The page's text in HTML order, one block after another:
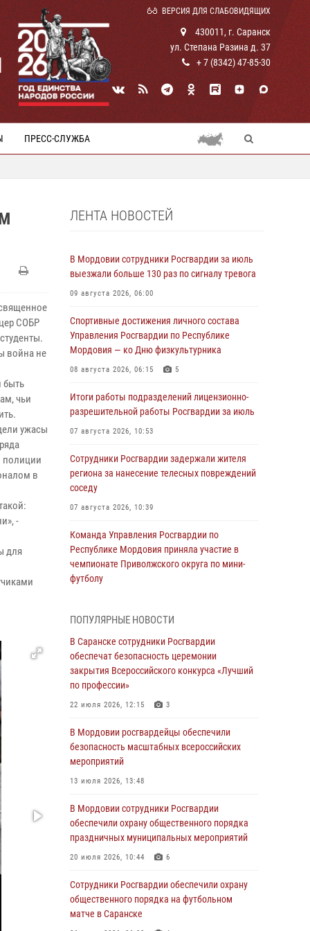
ВЕРСИЯ ДЛЯ СЛАБОВИДЯЩИХ
430011, г. Саранск
ул. Степана Разина д. 37
+ 7 (8342) 47-85-30
ПРЕСС-СЛУЖБА
СОБР
война не
быть
чьи
ужасы
полиции
в
-
для
ЛЕНТА НОВОСТЕЙ
В Мордовии сотрудники Росгвардии за июль
выезжали больше 130 раз по сигналу тревога
09 августа 2026, 06:00
Спортивные достижения личного состава
Управления Росгвардии по Республике
Мордовия — ко Дню физкультурника
08 августа 2026, 06:15 5
Итоги работы подразделений лицензионно-
разрешительной работы Росгвардии за июль
07 августа 2026, 10:53
Сотрудники Росгвардии задержали жителя
региона за нанесение телесных повреждений
соседу
07 августа 2026, 10:39
Команда Управления Росгвардии по
Республике Мордовия приняла участие в
чемпионате Приволжского округа по мини-
футболу
Росгвардейцы выполнили в полном объёме
задачи по охране общественного порядка в
период важного для Мордовии праздника
06 августа 2026, 08:48 5
В Мордовии руководство и личный состав
посвящённых 25-летию канонизации Фёдора
Ушакова
06 августа 2026, 08:14
задержали дебошира, повредившего
имущество в кафе
06 августа 2026, 07:03
правоохранители отреагировали
незамедлительно
05 августа 2026, 15:04
ПОПУЛЯРНЫЕ НОВОСТИ
В Саранске сотрудники Росгвардии
обеспечат безопасность церемонии
закрытия Всероссийского конкурса «Лучший
по профессии»
22 июля 2026, 12:15 3
В Мордовии росгвардейцы обеспечили
безопасность масштабных всероссийских
мероприятий
13 июля 2026, 13:48
В Мордовии сотрудники Росгвардии
обеспечили охрану общественного порядка
праздничных муниципальных мероприятий
20 июля 2026, 10:44 6
Сотрудники Росгвардии обеспечили охрану
общественного порядка на футбольном
матче в Саранске